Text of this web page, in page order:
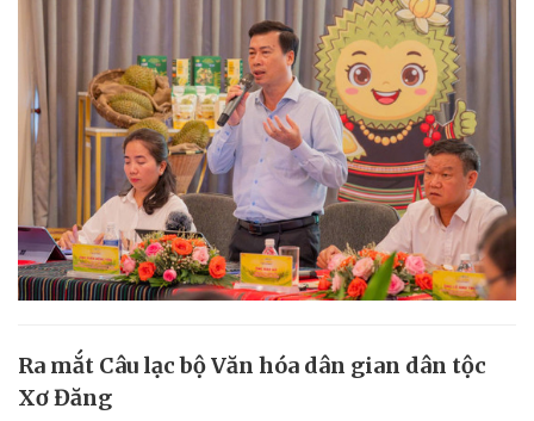
Ra mắt Câu lạc bộ Văn hóa dân gian dân tộc
Xơ Đăng